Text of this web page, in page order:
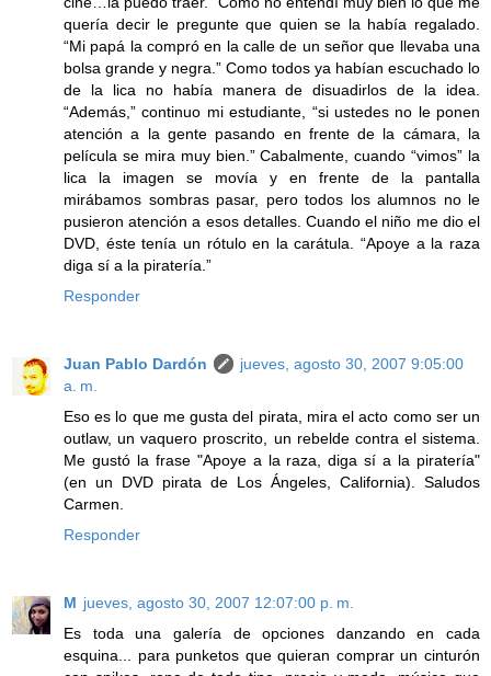
quería decir le pregunte que quien se la había regalado.
“Mi papá la compró en la calle de un señor que llevaba una
bolsa grande y negra.” Como todos ya habían escuchado lo
de la lica no había manera de disuadirlos de la idea.
“Además,” continuo mi estudiante, “si ustedes no le ponen
atención a la gente pasando en frente de la cámara, la
película se mira muy bien.” Cabalmente, cuando “vimos” la
lica la imagen se movía y en frente de la pantalla
mirábamos sombras pasar, pero todos los alumnos no le
pusieron atención a esos detalles. Cuando el niño me dio el
DVD, éste tenía un rótulo en la carátula. “Apoye a la raza
diga sí a la piratería.”
Responder
Juan Pablo Dardón
jueves, agosto 30, 2007 9:05:00
a. m.
Eso es lo que me gusta del pirata, mira el acto como ser un
outlaw, un vaquero proscrito, un rebelde contra el sistema.
Me gustó la frase "Apoye a la raza, diga sí a la piratería"
(en un DVD pirata de Los Ángeles, California). Saludos
Carmen.
Responder
M jueves, agosto 30, 2007 12:07:00 p. m.
Es toda una galería de opciones danzando en cada
esquina... para punketos que quieran comprar un cinturón